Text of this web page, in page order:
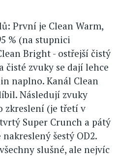
První je Clean Warm,
% (na stupnici
Bright - ostřejší čistý
čisté zvuky se dají lehce
naplno. Kanál Clean
Následují zvuky
zkreslení (je třetí v
Super Crunch a pátý
šestý OD2.
slušné, ale nejvíc